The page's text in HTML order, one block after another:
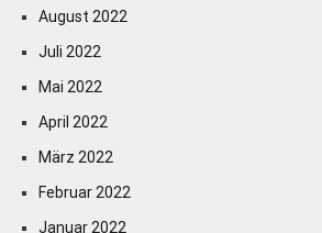
August 2022
Juli 2022
Mai 2022
April 2022
März 2022
Februar 2022
Januar 2022